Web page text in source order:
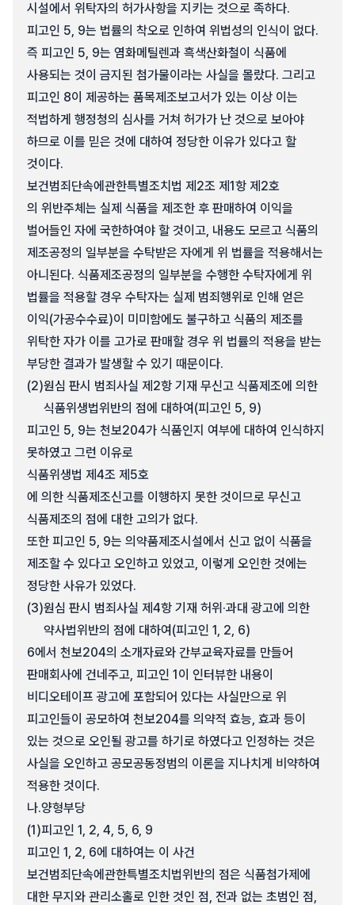
시설에서 위탁자의 허가사항을 지키는 것으로 족하다.
피고인 5, 9는 법률의 착오로 인하여 위법성의 인식이 없다.
즉 피고인 5, 9는 염화메틸렌과 흑색산화철이 식품에
사용되는 것이 금지된 첨가물이라는 사실을 몰랐다. 그리고
피고인 8이 제공하는 품목제조보고서가 있는 이상 이는
적법하게 행정청의 심사를 거쳐 허가가 난 것으로 보아야
하므로 이를 믿은 것에 대하여 정당한 이유가 있다고 할
것이다.
보건범죄단속에관한특별조치법 제2조 제1항 제2호
의 위반주체는 실제 식품을 제조한 후 판매하여 이익을
벌어들인 자에 국한하여야 할 것이고, 내용도 모르고 식품의
제조공정의 일부분을 수탁받은 자에게 위 법률을 적용해서는
아니된다. 식품제조공정의 일부분을 수행한 수탁자에게 위
법률을 적용할 경우 수탁자는 실제 범죄행위로 인해 얻은
이익(가공수수료)이 미미함에도 불구하고 식품의 제조를
위탁한 자가 이를 고가로 판매할 경우 위 법률의 적용을 받는
부당한 결과가 발생할 수 있기 때문이다.
(2)원심 판시 범죄사실 제2항 기재 무신고 식품제조에 의한
식품위생법위반의 점에 대하여(피고인 5, 9)
피고인 5, 9는 천보204가 식품인지 여부에 대하여 인식하지
못하였고 그런 이유로
식품위생법 제4조 제5호
에 의한 식품제조신고를 이행하지 못한 것이므로 무신고
식품제조의 점에 대한 고의가 없다.
또한 피고인 5, 9는 의약품제조시설에서 신고 없이 식품을
제조할 수 있다고 오인하고 있었고, 이렇게 오인한 것에는
정당한 사유가 있었다.
(3)원심 판시 범죄사실 제4항 기재 허위·과대 광고에 의한
약사법위반의 점에 대하여(피고인 1, 2, 6)
6에서 천보204의 소개자료와 간부교육자료를 만들어
판매회사에 건네주고, 피고인 1이 인터뷰한 내용이
비디오테이프 광고에 포함되어 있다는 사실만으로 위
피고인들이 공모하여 천보204를 의약적 효능, 효과 등이
있는 것으로 오인될 광고를 하기로 하였다고 인정하는 것은
사실을 오인하고 공모공동정범의 이론을 지나치게 비약하여
적용한 것이다.
나.양형부당
(1)피고인 1, 2, 4, 5, 6, 9
피고인 1, 2, 6에 대하여는 이 사건
보건범죄단속에관한특별조치법위반의 점은 식품첨가제에
대한 무지와 관리소홀로 인한 것인 점, 전과 없는 초범인 점,